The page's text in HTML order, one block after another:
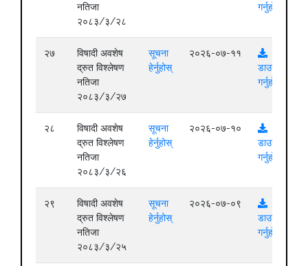
नतिजा
२०८३/३/२८
गर्नुहोस्
२७
विषादी अवशेष
द्रुत विश्लेषण
नतिजा
२०८३/३/२७
सूचना
हेर्नुहोस्
२०२६-०७-११
डाउनलोड
गर्नुहोस्
२८
विषादी अवशेष
द्रुत विश्लेषण
नतिजा
२०८३/३/२६
सूचना
हेर्नुहोस्
२०२६-०७-१०
डाउनलोड
गर्नुहोस्
२९
विषादी अवशेष
द्रुत विश्लेषण
नतिजा
२०८३/३/२५
सूचना
हेर्नुहोस्
२०२६-०७-०९
डाउनलोड
गर्नुहोस्